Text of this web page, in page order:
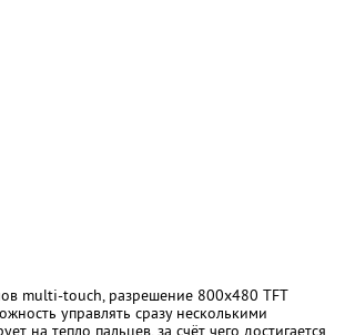
multi-touch, разрешение 800x480 TFT
управлять сразу несколькими
на тепло пальцев, за счёт чего достигается